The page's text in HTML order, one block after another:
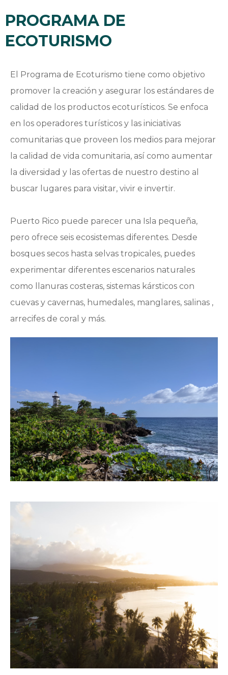
PROGRAMA DE
ECOTURISMO
El Programa de Ecoturismo tiene como objetivo
promover la creación y asegurar los estándares de
calidad de los productos ecoturísticos. Se enfoca
en los operadores turísticos y las iniciativas
comunitarias que proveen los medios para mejorar
la calidad de vida comunitaria, así como aumentar
la diversidad y las ofertas de nuestro destino al
buscar lugares para visitar, vivir e invertir.
Puerto Rico puede parecer una Isla pequeña,
pero ofrece seis ecosistemas diferentes. Desde
bosques secos hasta selvas tropicales, puedes
experimentar diferentes escenarios naturales
como llanuras costeras, sistemas kársticos con
cuevas y cavernas, humedales, manglares, salinas ,
arrecifes de coral y más.